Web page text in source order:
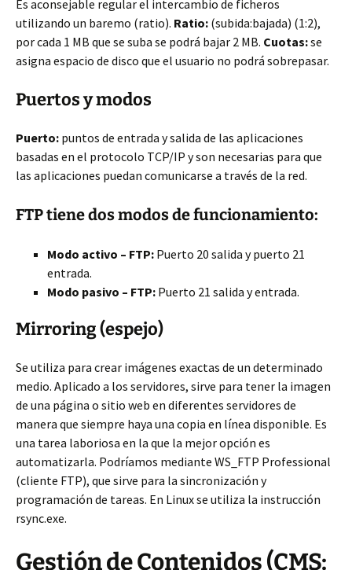
Es aconsejable regular el intercambio de ficheros
utilizando un baremo (ratio). Ratio: (subida:bajada) (1:2),
por cada 1 MB que se suba se podrá bajar 2 MB. Cuotas:se
asigna espacio de disco que el usuario no podrá sobrepasar.
Puertos y modos
Puerto: puntos de entrada y salida de las aplicaciones
basadas en el protocolo TCP/IP y son necesarias para que
las aplicaciones puedan comunicarse a través de la red.
FTP tiene dos modos de funcionamiento:
Modo activo – FTP: Puerto 20 salida y puerto 21
entrada.
Modo pasivo – FTP: Puerto 21 salida y entrada.
Mirroring (espejo)
Se utiliza para crear imágenes exactas de un determinado
medio. Aplicado a los servidores, sirve para tener la imagen
de una página o sitio web en diferentes servidores de
manera que siempre haya una copia en línea disponible. Es
una tarea laboriosa en la que la mejor opción es
automatizarla. Podríamos mediante WS_FTP Professional
(cliente FTP), que sirve para la sincronización y
programación de tareas. En Linux se utiliza la instrucción
rsync.exe.
Gestión de Contenidos (CMS: